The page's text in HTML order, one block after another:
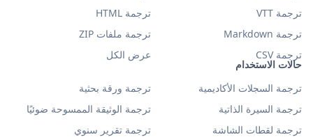
حالات الاستخدام
ترجمة السجلات الأكاديمية
ترجمة ورقة بحثية
ترجمة السيرة الذاتية
ترجمة الوثيقة الممسوحة ضوئيًا
ترجمة لقطات الشاشة
ترجمة تقرير سنوي
ترجمة VTT
ترجمة HTML
ترجمة Markdown
ترجمة ملفات ZIP
ترجمة CSV
عرض الكل